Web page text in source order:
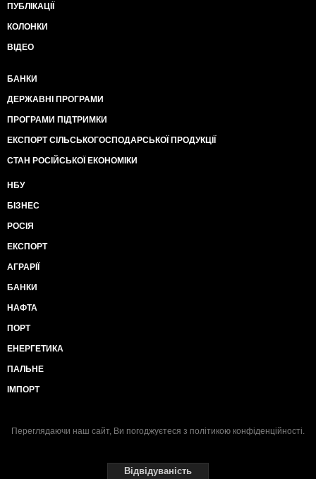
ПУБЛІКАЦІЇ
КОЛОНКИ
ВІДЕО
БАНКИ
ДЕРЖАВНІ ПРОГРАМИ
ПРОГРАМИ ПІДТРИМКИ
ЕКСПОРТ СІЛЬСЬКОГОСПОДАРСЬКОЇ ПРОДУКЦІЇ
СТАН РОСІЙСЬКОЇ ЕКОНОМІКИ
НБУ
БІЗНЕС
РОСІЯ
ЕКСПОРТ
АГРАРІЇ
БАНКИ
НАФТА
ПОРТ
ЕНЕРГЕТИКА
ПАЛЬНЕ
ІМПОРТ
Переглядаючи наш сайт, Ви погоджуєтеся з політикою конфіденційності.
Відвідуваність